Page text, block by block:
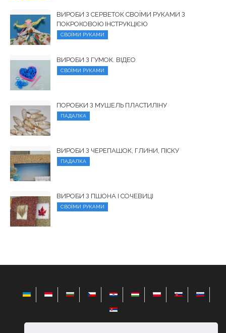
ВИРОБИ З СЕРВЕТОК СВОЇМИ РУКАМИ З
ПОКРОКОВОЮ ІНСТРУКЦІЄЮ
СВОЇМИ РУКАМИ
ВИРОБИ З ГУМОК. ВІДЕО
СВОЇМИ РУКАМИ
ПОРОБКИ З МУШЕЛЬ ПЛАСТИЛІНУ
ПАДАЛКА
ВИРОБИ З ЧЕРЕПАШОК, ГЛИНИ, ПІСКУ
ПАДАЛКА
ВИРОБИ З ПШОНА І СОЧЕВИЦІ
СВОЇМИ РУКАМИ